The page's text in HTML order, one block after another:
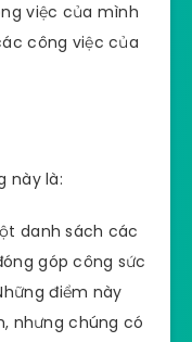
việc của mình
công việc của